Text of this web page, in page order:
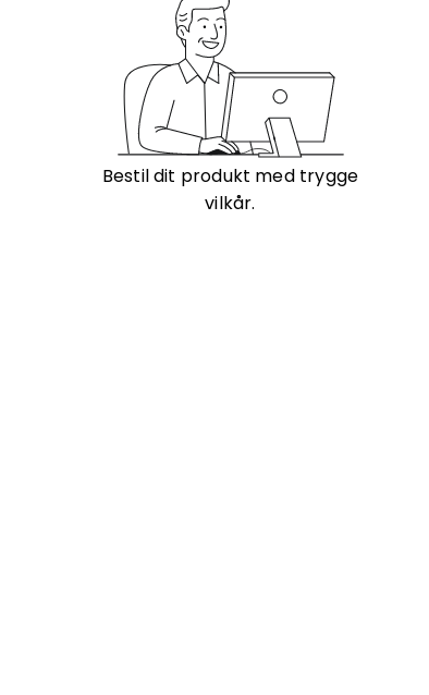
Bestil dit produkt med trygge
vilkår.